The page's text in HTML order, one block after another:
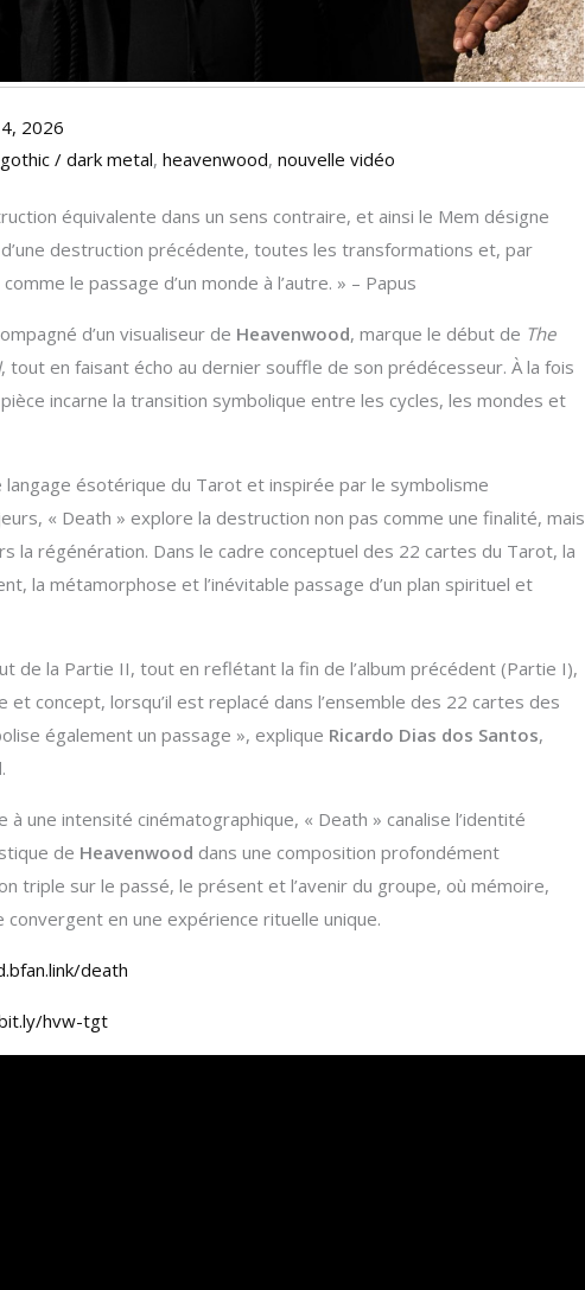
2026
gothic / dark metal, heavenwood, nouvelle vidéo
équivalente dans un sens contraire, et ainsi le Mem désigne
destruction précédente, toutes les transformations et, par
le passage d’un monde à l’autre. » – Papus
d’un visualiseur de Heavenwood, marque le début de The
, tout en faisant écho au dernier souffle de son prédécesseur. À la fois
incarne la transition symbolique entre les cycles, les mondes et
ésotérique du Tarot et inspirée par le symbolisme
« Death » explore la destruction non pas comme une finalité, mais
la régénération. Dans le cadre conceptuel des 22 cartes du Tarot, la
la métamorphose et l’inévitable passage d’un plan spirituel et
de la Partie II, tout en reflétant la fin de l’album précédent (Partie I),
et concept, lorsqu’il est replacé dans l’ensemble des 22 cartes des
également un passage », explique Ricardo Dias dos Santos,
.
à une intensité cinématographique, « Death » canalise l’identité
de Heavenwood dans une composition profondément
triple sur le passé, le présent et l’avenir du groupe, où mémoire,
en une expérience rituelle unique.
death
hvw-tgt